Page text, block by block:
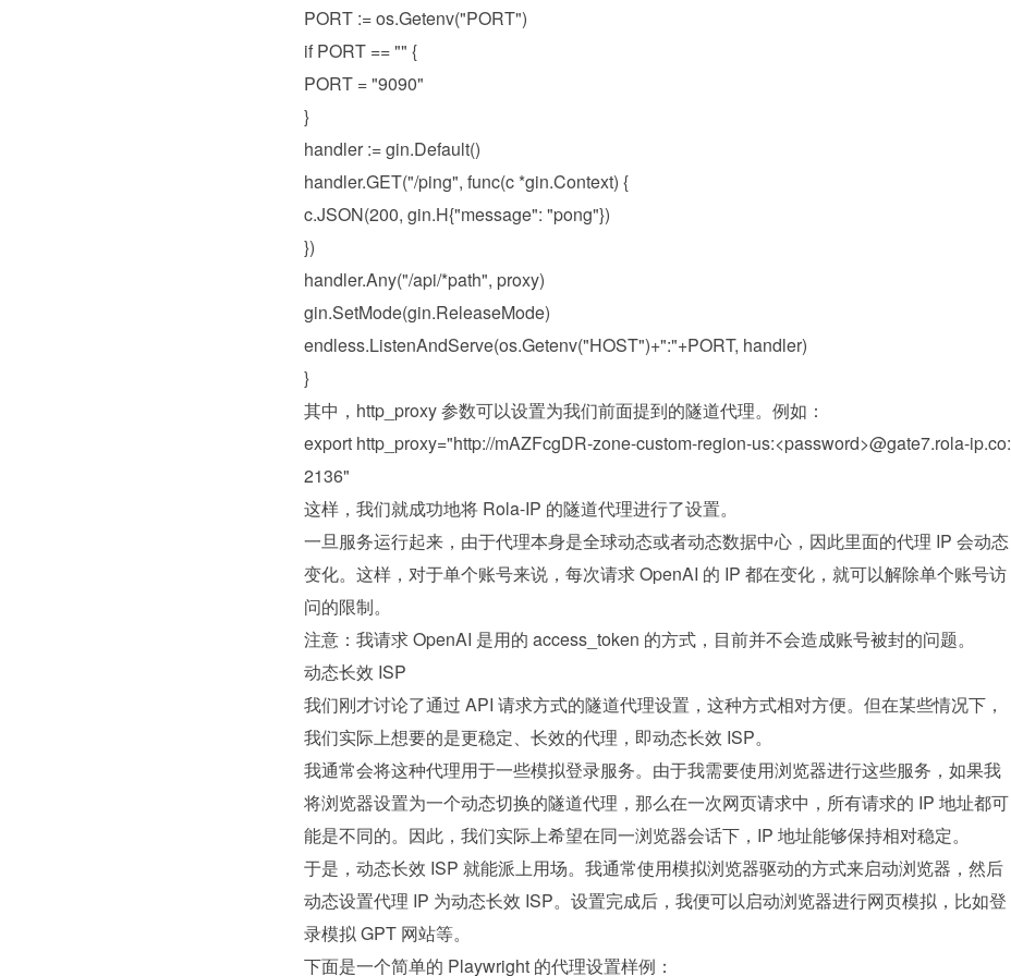
PORT := os.Getenv("PORT")
if PORT == "" {
PORT = "9090"
}
handler := gin.Default()
handler.GET("/ping", func(c *gin.Context) {
c.JSON(200, gin.H{"message": "pong"})
})
handler.Any("/api/*path", proxy)
gin.SetMode(gin.ReleaseMode)
endless.ListenAndServe(os.Getenv("HOST")+":"+PORT, handler)
}
其中，http_proxy 参数可以设置为我们前面提到的隧道代理。例如：
export http_proxy="http://mAZFcgDR-zone-custom-region-us:<password>@gate7.rola-ip.co:
2136"
这样，我们就成功地将 Rola-IP 的隧道代理进行了设置。
一旦服务运行起来，由于代理本身是全球动态或者动态数据中心，因此里面的代理 IP 会动态
变化。这样，对于单个账号来说，每次请求 OpenAI 的 IP 都在变化，就可以解除单个账号访
问的限制。
注意：我请求 OpenAI 是用的 access_token 的方式，目前并不会造成账号被封的问题。
动态长效 ISP
我们刚才讨论了通过 API 请求方式的隧道代理设置，这种方式相对方便。但在某些情况下，
我们实际上想要的是更稳定、长效的代理，即动态长效 ISP。
我通常会将这种代理用于一些模拟登录服务。由于我需要使用浏览器进行这些服务，如果我
将浏览器设置为一个动态切换的隧道代理，那么在一次网页请求中，所有请求的 IP 地址都可
能是不同的。因此，我们实际上希望在同一浏览器会话下，IP 地址能够保持相对稳定。
于是，动态长效 ISP 就能派上用场。我通常使用模拟浏览器驱动的方式来启动浏览器，然后
动态设置代理 IP 为动态长效 ISP。设置完成后，我便可以启动浏览器进行网页模拟，比如登
录模拟 GPT 网站等。
下面是一个简单的 Playwright 的代理设置样例：